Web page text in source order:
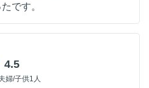
です。
4.5
婦/子供1人